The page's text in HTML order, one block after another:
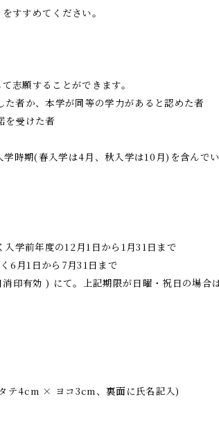
すすめてください。
志願することができます。
者か、本学が同等の学力があると認めた者
を受けた者
時期(春入学は4月、秋入学は10月)を含んで
学前年度の12月1日から1月31日まで
6月1日から7月31日まで
有効 ) にて。上記期限が日曜・祝日の場合
4cm × ヨコ3cm、裏面に氏名記入)